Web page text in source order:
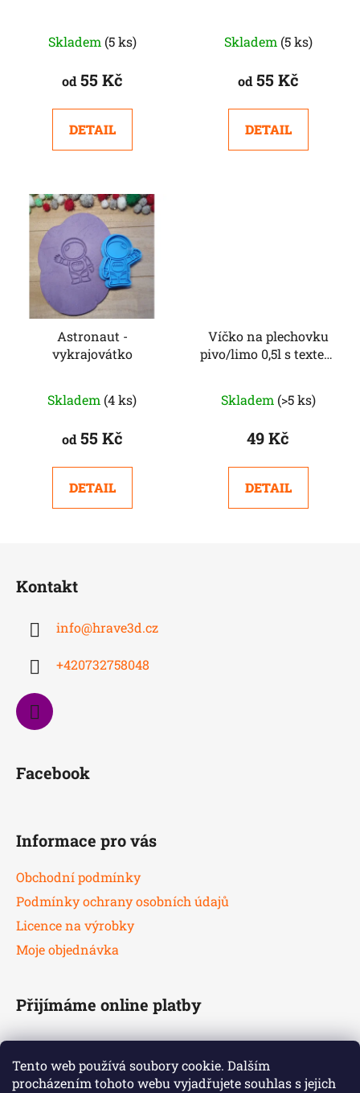
Tento web používá soubory cookie. Dalším
procházením tohoto webu vyjadřujete souhlas s jejich
Skladem (5 ks)
od55 Kč
DETAIL
Skladem (5 ks)
od55 Kč
DETAIL
Astronaut -
vykrajovátko
Skladem (4 ks)
od55 Kč
DETAIL
Víčko na plechovku
pivo/limo 0,5l s textem
Skladem (>5 ks)
49 Kč
DETAIL
Kontakt
info@hrave3d.cz
+420732758048
Facebook
Informace pro vás
Obchodní podmínky
Podmínky ochrany osobních údajů
Licence na výrobky
Moje objednávka
Přijímáme online platby